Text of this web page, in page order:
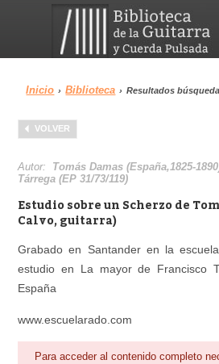
Menu
Biblioteca
Área personal
Inicio › Biblioteca › Resultados búsqueda
VOLVER
Autor: Tomás Damas (España,1825-
Tárrega (EP 31/73/119)
Estudio sobre un Scherzo de
Calvo, guitarra)
Grabado en Santander en la
estudio en La mayor de Francisco
España
www.escuelarado.com
Para acceder al contenido completo